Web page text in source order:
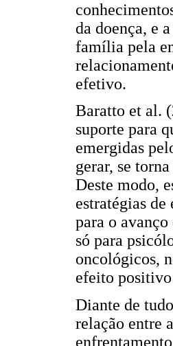
da doença, e
família pela
efetivo.
Baratto et al.
suporte para
emergidas
gerar, se
Deste modo,
estratégias
para o
só para
oncológicos,
efeito positivo
Diante de
relação entre